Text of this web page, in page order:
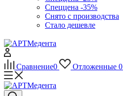
Спеццена -35%
Снято с производства
Стало дешевле
Сравнение0 Отложенные 0